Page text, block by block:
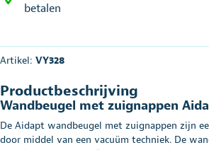
betalen
Artikel: VY328
Productbeschrijving
Wandbeugel met zuignappen
De Aidapt wandbeugel met zuignappen zijn
door middel van een vacuüm techniek. De